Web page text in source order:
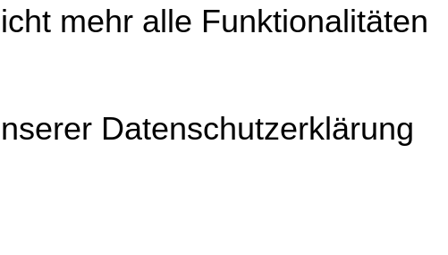
mehr alle Funktionalitäten
Datenschutzerklärung